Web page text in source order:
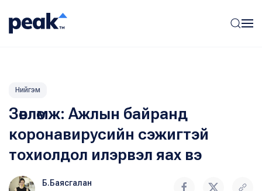
Нийгэм
Зөвлөмж: Ажлын байранд
коронавирусийн сэжигтэй
тохиолдол илэрвэл яах вэ
Б.Баясгалан